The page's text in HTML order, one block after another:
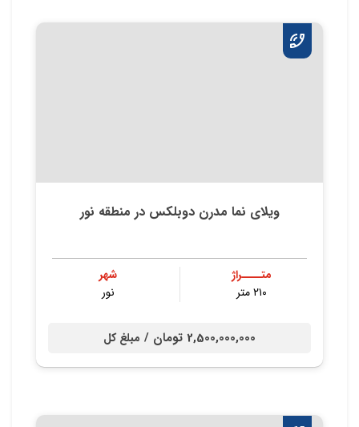
ویلای نما مدرن دوبلکس در منطقه نور
متــــراژ
۲۱۰ متر
شهر
نور
2,500,000,000 تومان / مبلغ کل